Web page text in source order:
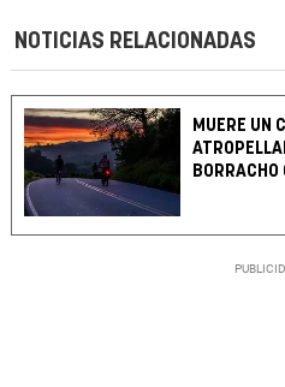
NOTICIAS RELACIONADAS
MUERE UN